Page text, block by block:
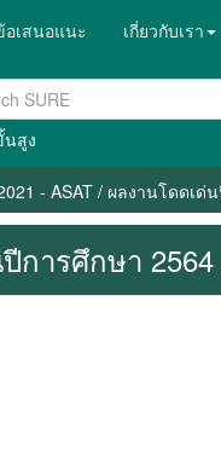
อเสนอแนะ เกี่ยวกับเรา
สูง
- ASAT / ผลงานโดดเด่
การศึกษา